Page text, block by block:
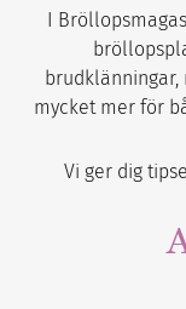
I
brudklänningar,
mycket mer för
Vi ger dig